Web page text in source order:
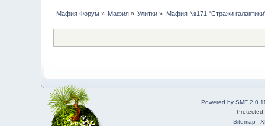
Мафия Форум » Мафия » Улитки » Мафия №171 "Стражи
Powered by SMF
Sitemap